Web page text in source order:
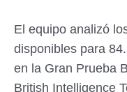
El equipo analizó
disponibles para
en la Gran Prueba
British Intelligence